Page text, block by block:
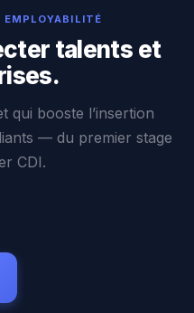
talents et
qui booste l’insertion
— du premier stage
CDI.